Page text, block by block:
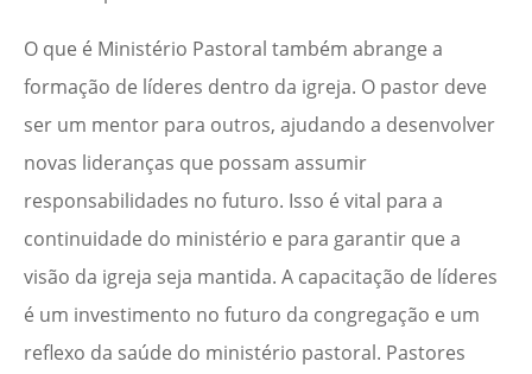
O que é Ministério Pastoral também abrange a
formação de líderes dentro da igreja. O pastor deve
ser um mentor para outros, ajudando a desenvolver
novas lideranças que possam assumir
responsabilidades no futuro. Isso é vital para a
continuidade do ministério e para garantir que a
visão da igreja seja mantida. A capacitação de líderes
é um investimento no futuro da congregação e um
reflexo da saúde do ministério pastoral. Pastores